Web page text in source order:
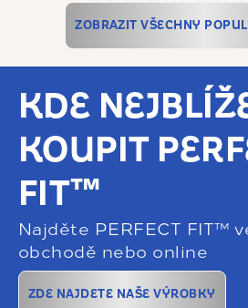
ZOBRAZIT VŠECHNY
KDE
KOUPIT
FIT™
Najděte PERFECT FIT™
obchodě nebo online
ZDE NAJDETE NAŠE VÝROBKY